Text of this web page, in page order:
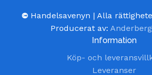
© Handelsavenyn | Alla
Producerat av:
Information
Köp- och
Leveranser